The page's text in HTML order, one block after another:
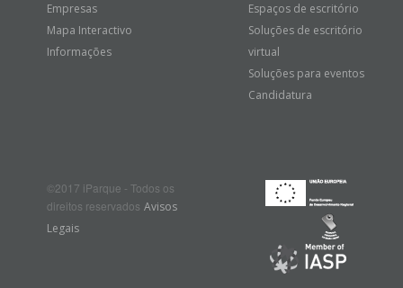
Empresas
Mapa Interactivo
Informações
Espaços de escritório
Soluções de escritório
virtual
Soluções para eventos
Candidatura
©2017 iParque - Todos os
direitos reservados Avisos
Legais